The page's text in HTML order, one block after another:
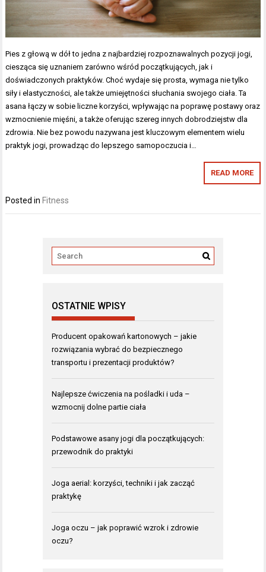
Pies z głową w dół to jedna z najbardziej rozpoznawalnych pozycji jogi,
ciesząca się uznaniem zarówno wśród początkujących, jak i
doświadczonych praktyków. Choć wydaje się prosta, wymaga nie tylko
siły i elastyczności, ale także umiejętności słuchania swojego ciała. Ta
asana łączy w sobie liczne korzyści, wpływając na poprawę postawy oraz
wzmocnienie mięśni, a także oferując szereg innych dobrodziejstw dla
zdrowia. Nie bez powodu nazywana jest kluczowym elementem wielu
praktyk jogi, prowadząc do lepszego samopoczucia i…
READ MORE
Posted in Fitness
OSTATNIE WPISY
Producent opakowań kartonowych – jakie
rozwiązania wybrać do bezpiecznego
transportu i prezentacji produktów?
Najlepsze ćwiczenia na pośladki i uda –
wzmocnij dolne partie ciała
Podstawowe asany jogi dla początkujących:
przewodnik do praktyki
Joga aerial: korzyści, techniki i jak zacząć
praktykę
Joga oczu – jak poprawić wzrok i zdrowie
oczu?